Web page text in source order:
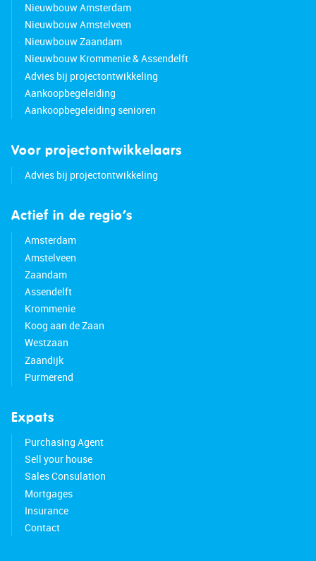
Nieuwbouw Amsterdam
Nieuwbouw Amstelveen
Nieuwbouw Zaandam
Nieuwbouw Krommenie & Assendelft
Advies bij projectontwikkeling
Aankoopbegeleiding
Aankoopbegeleiding senioren
Voor projectontwikkelaars
Advies bij projectontwikkeling
Actief in de regio’s
Amsterdam
Amstelveen
Zaandam
Assendelft
Krommenie
Koog aan de Zaan
Westzaan
Zaandijk
Purmerend
Expats
Purchasing Agent
Sell your house
Sales Consulation
Mortgages
Insurance
Contact